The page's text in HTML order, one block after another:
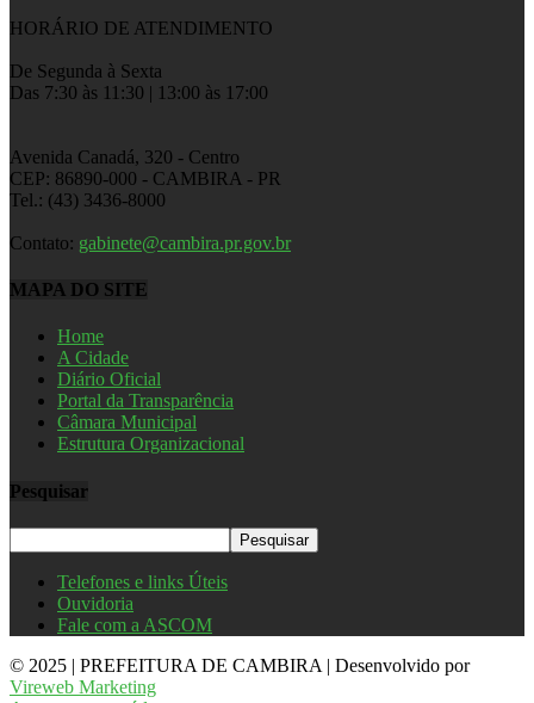
HORÁRIO DE ATENDIMENTO
De Segunda à Sexta
Das 7:30 às 11:30 | 13:00 às 17:00
Avenida Canadá, 320 - Centro
CEP: 86890-000 - CAMBIRA - PR
Tel.: (43) 3436-8000
Contato: gabinete@cambira.pr.gov.br
MAPA DO SITE
Home
A Cidade
Diário Oficial
Portal da Transparência
Câmara Municipal
Estrutura Organizacional
Pesquisar
Telefones e links Úteis
Ouvidoria
Fale com a ASCOM
© 2025 | PREFEITURA DE CAMBIRA | Desenvolvido por
Vireweb Marketing